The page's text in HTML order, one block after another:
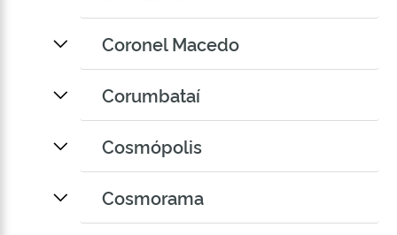
Coronel Macedo
Corumbataí
Cosmópolis
Cosmorama